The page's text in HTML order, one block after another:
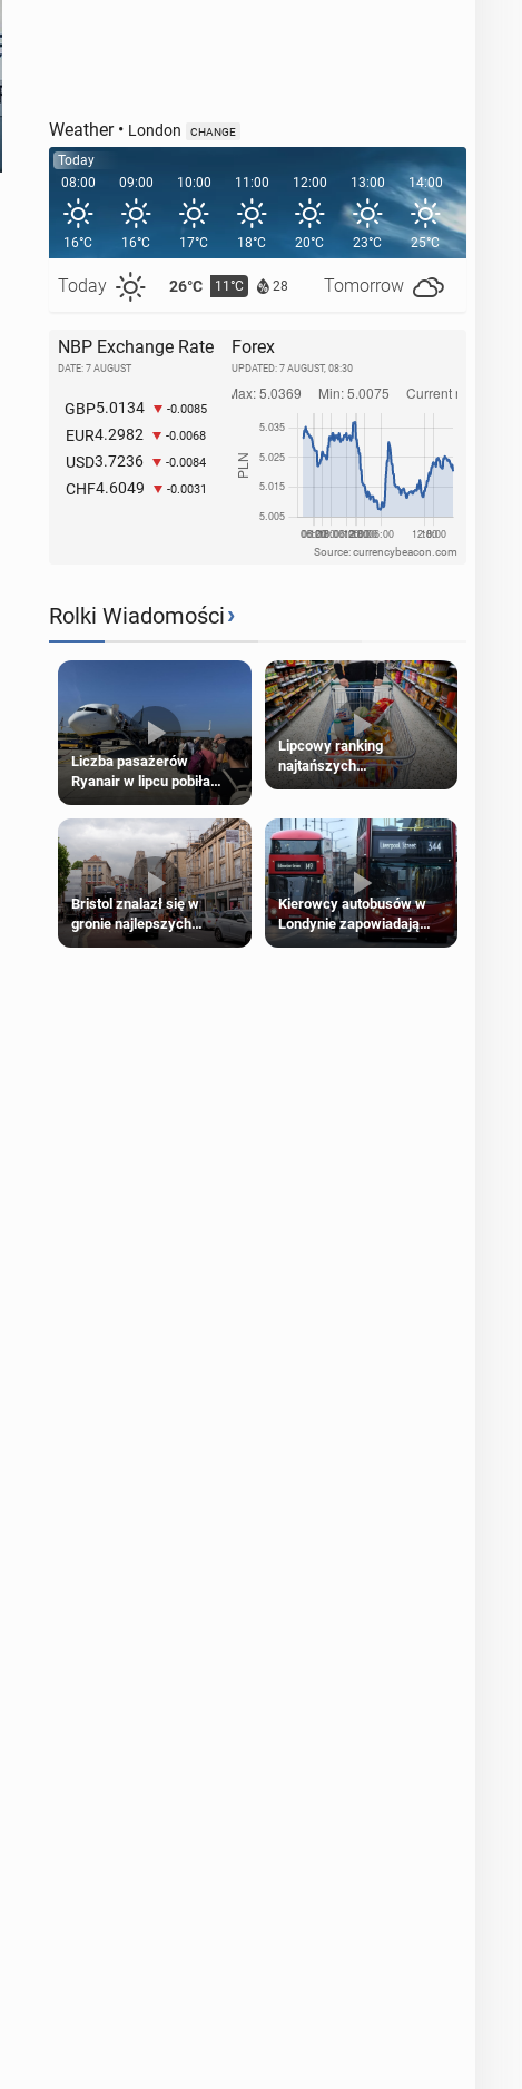
Weather• London CHANGE
Today
08:00
16°C
Today 26°C 11°C 28 Tomorrow
09:00
16°C
10:00
17°C
11:00
18°C
12:00
20°C
13:00
23°C
14:00
25°C
15:00
NBP Exchange Rate
DATE: 7 AUGUST
GBP5.0134 -0.0085
EUR4.2982 -0.0068
USD3.7236 -0.0084
CHF4.6049 -0.0031
Forex
UPDATED: 7 AUGUST, 08:30
Source: currencybeacon.com
Rolki Wiadomości›
Liczba pasażerów
Ryanair w lipcu pobiła
rekord
Lipcowy ranking
najtańszych
supermarketów
Bristol znalazł się w
gronie najlepszych
kierunków podróży na
Kierowcy autobusów w
Londynie zapowiadają
strajki